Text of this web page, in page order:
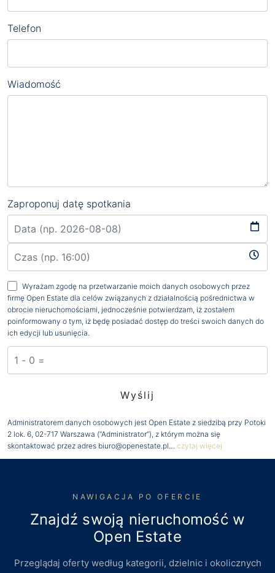
Telefon
Wiadomość
Zaproponuj datę spotkania
Wyrażam zgodę na przetwarzanie moich danych osobowych przez
firmę Open Estate dla celów związanych z działalnością pośrednictwa w
obrocie nieruchomościami, jednocześnie potwierdzam, iż zostałem
poinformowany o tym, iż będę posiadać dostęp do treści swoich danych do
ich edycji lub usunięcia.
Administratorem danych osobowych jest Open Estate z siedzibą przy Potoki
2 lok. 6, 02-717 Warszawa (“Administrator”), z którym można się
skontaktować przez adres biuro@openestate.pl… czytaj więcej
NAWIGACJA PO OFERCIE
Znajdź swoją nieruchomość w
Open Estate
Przeglądaj oferty według kategorii, dzielnic i okolicznych